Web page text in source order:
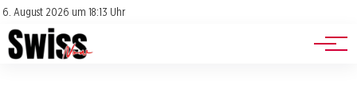
6. August 2026 um 18:13 Uhr
Impressum
Datenschutz
Jobs
Events